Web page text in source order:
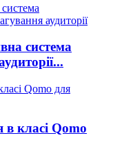
система
в класі Qomo